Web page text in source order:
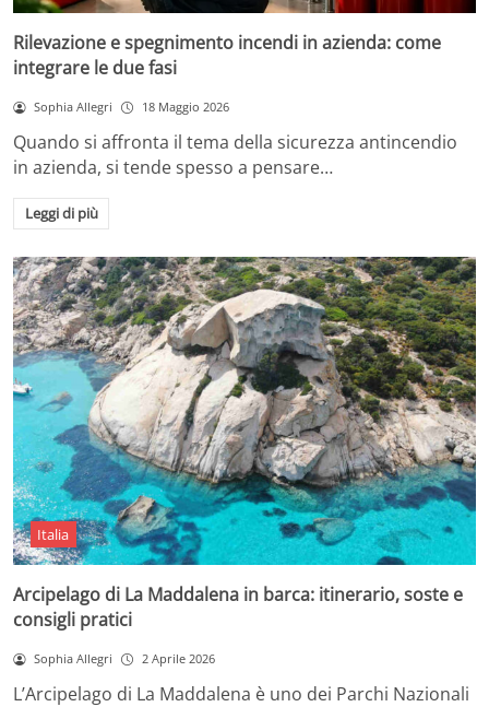
Rilevazione e spegnimento incendi in azienda: come
integrare le due fasi
Sophia Allegri 18 Maggio 2026
Quando si affronta il tema della sicurezza antincendio
in azienda, si tende spesso a pensare…
Leggi di più
Italia
Arcipelago di La Maddalena in barca: itinerario, soste e
consigli pratici
Sophia Allegri 2 Aprile 2026
L’Arcipelago di La Maddalena è uno dei Parchi Nazionali